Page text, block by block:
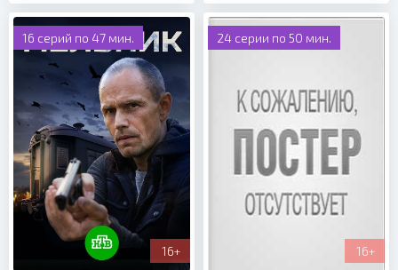
16 серий по 47 мин.
16+
24 серии по 50 мин.
16+